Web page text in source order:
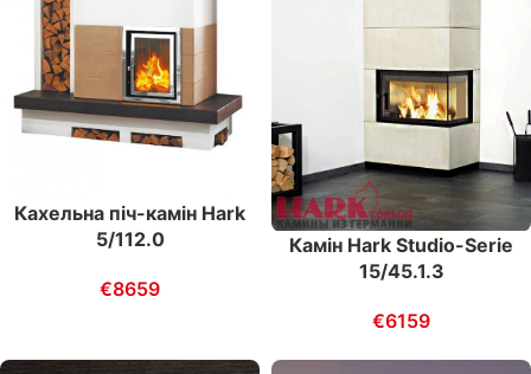
Каxельна піч-камін Hark
5/112.0
€8659
Камін Hark Studio-Serie
15/45.1.3
€6159